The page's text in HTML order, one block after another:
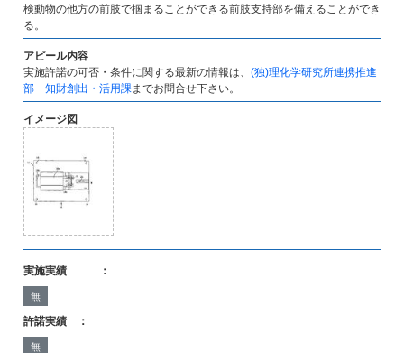
検動物の他方の前肢で掴まることができる前肢支持部を備えることができ
る。
アピール内容
実施許諾の可否・条件に関する最新の情報は、 (独)理化学研究所連携推進
部 知財創出・活用課までお問合せ下さい。
イメージ図
実施実績 ：
無
許諾実績 ：
無